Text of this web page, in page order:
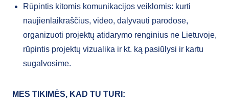
Rūpintis kitomis komunikacijos veiklomis: kurti
naujienlaikraščius, video, dalyvauti parodose,
organizuoti projektų atidarymo renginius ne Lietuvoje,
rūpintis projektų vizualika ir kt. ką pasiūlysi ir kartu
sugalvosime.
MES TIKIMĖS, KAD TU TURI: